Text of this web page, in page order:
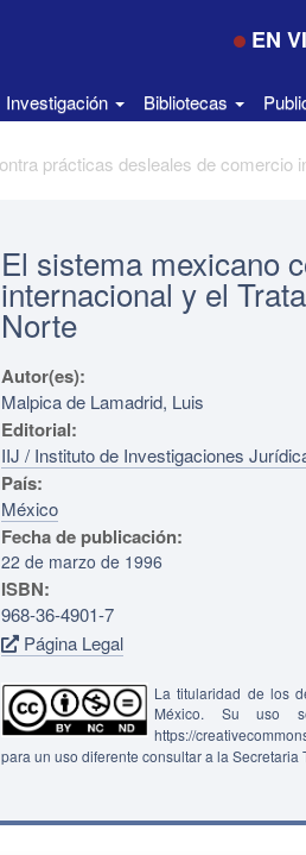
EN
Investigación Bibliotecas
El sistema mexicano
internacional y el
Norte
Autor(es):
Malpica de Lamadrid, Luis
Editorial:
IIJ / Instituto de Investigaciones
País:
México
Fecha de publicación:
22 de marzo de 1996
ISBN:
968-36-4901-7
Página Legal
La titularidad de los
México. Su uso
https://
para un uso diferente consultar a la Secretaria